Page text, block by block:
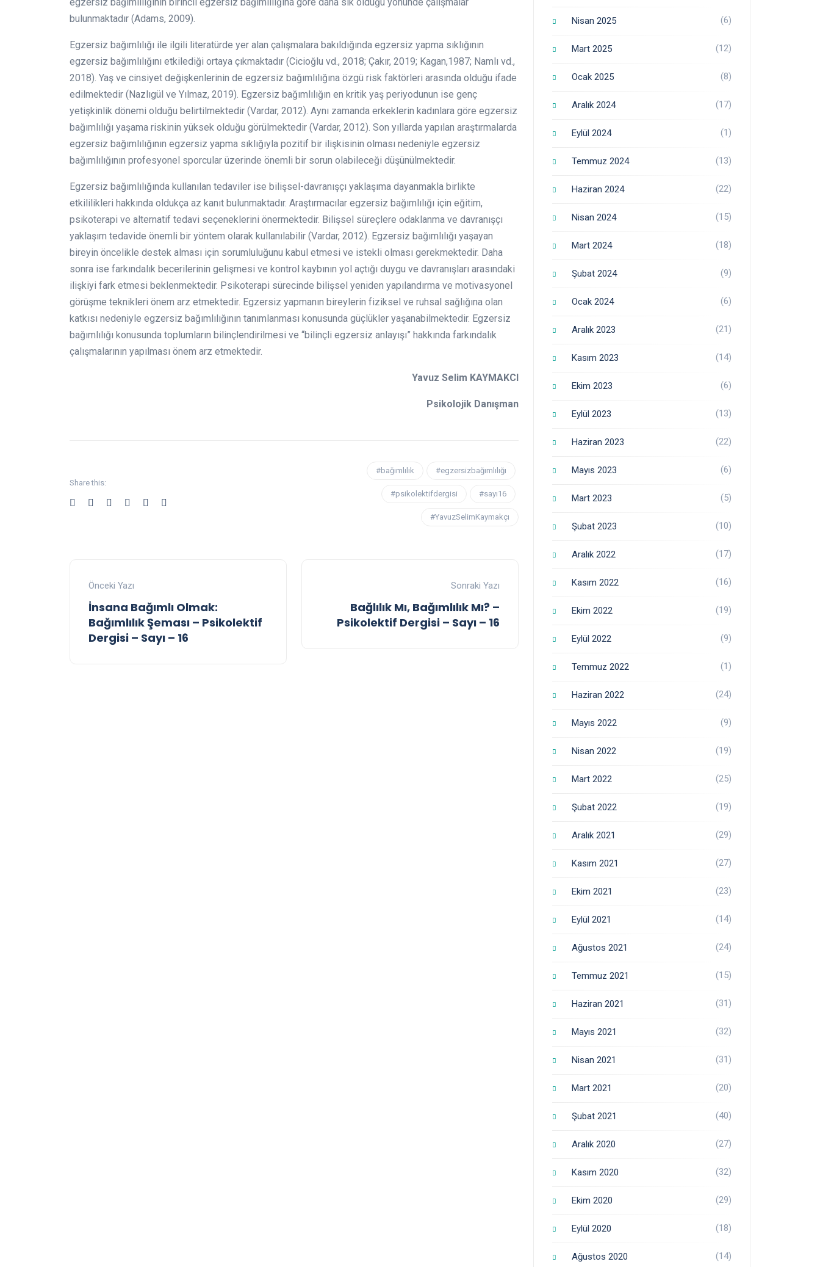
bulunmaktadır (Adams, 2009).
Egzersiz bağımlılığı ile ilgili literatürde yer alan çalışmalara bakıldığında egzersiz yapma sıklığının
egzersiz bağımlılığını etkilediği ortaya çıkmaktadır (Cicioğlu vd., 2018; Çakır, 2019; Kagan,1987; Namlı vd.,
2018). Yaş ve cinsiyet değişkenlerinin de egzersiz bağımlılığına özgü risk faktörleri arasında olduğu ifade
edilmektedir (Nazlıgül ve Yılmaz, 2019). Egzersiz bağımlılığın en kritik yaş periyodunun ise genç
yetişkinlik dönemi olduğu belirtilmektedir (Vardar, 2012). Aynı zamanda erkeklerin kadınlara göre egzersiz
bağımlılığı yaşama riskinin yüksek olduğu görülmektedir (Vardar, 2012). Son yıllarda yapılan araştırmalarda
egzersiz bağımlılığının egzersiz yapma sıklığıyla pozitif bir ilişkisinin olması nedeniyle egzersiz
bağımlılığının profesyonel sporcular üzerinde önemli bir sorun olabileceği düşünülmektedir.
Egzersiz bağımlılığında kullanılan tedaviler ise bilişsel-davranışçı yaklaşıma dayanmakla birlikte
etkililikleri hakkında oldukça az kanıt bulunmaktadır. Araştırmacılar egzersiz bağımlılığı için eğitim,
psikoterapi ve alternatif tedavi seçeneklerini önermektedir. Bilişsel süreçlere odaklanma ve davranışçı
yaklaşım tedavide önemli bir yöntem olarak kullanılabilir (Vardar, 2012). Egzersiz bağımlılığı yaşayan
bireyin öncelikle destek alması için sorumluluğunu kabul etmesi ve istekli olması gerekmektedir. Daha
sonra ise farkındalık becerilerinin gelişmesi ve kontrol kaybının yol açtığı duygu ve davranışları arasındaki
ilişkiyi fark etmesi beklenmektedir. Psikoterapi sürecinde bilişsel yeniden yapılandırma ve motivasyonel
görüşme teknikleri önem arz etmektedir. Egzersiz yapmanın bireylerin fiziksel ve ruhsal sağlığına olan
katkısı nedeniyle egzersiz bağımlılığının tanımlanması konusunda güçlükler yaşanabilmektedir. Egzersiz
bağımlılığı konusunda toplumların bilinçlendirilmesi ve “bilinçli egzersiz anlayışı” hakkında farkındalık
çalışmalarının yapılması önem arz etmektedir.
Yavuz Selim KAYMAKCI
Psikolojik Danışman
Share this:
#bağımlılık #egzersizbağımlılığı
#psikolektifdergisi #sayı16
#YavuzSelimKaymakçı
Önceki Yazı
İnsana Bağımlı Olmak:
Bağımlılık Şeması – Psikolektif
Dergisi – Sayı – 16
Sonraki Yazı
Bağlılık Mı, Bağımlılık Mı? –
Psikolektif Dergisi – Sayı – 16
Nisan 2025 (6)
Mart 2025 (12)
Ocak 2025 (8)
Aralık 2024 (17)
Eylül 2024 (1)
Temmuz 2024 (13)
Haziran 2024 (22)
Nisan 2024 (15)
Mart 2024 (18)
Şubat 2024 (9)
Ocak 2024 (6)
Aralık 2023 (21)
Kasım 2023 (14)
Ekim 2023 (6)
Eylül 2023 (13)
Haziran 2023 (22)
Mayıs 2023 (6)
Mart 2023 (5)
Şubat 2023 (10)
Aralık 2022 (17)
Kasım 2022 (16)
Ekim 2022 (19)
Eylül 2022 (9)
Temmuz 2022 (1)
Haziran 2022 (24)
Mayıs 2022 (9)
Nisan 2022 (19)
Mart 2022 (25)
Şubat 2022 (19)
Aralık 2021 (29)
Kasım 2021 (27)
Ekim 2021 (23)
Eylül 2021 (14)
Ağustos 2021 (24)
Temmuz 2021 (15)
Haziran 2021 (31)
Mayıs 2021 (32)
Nisan 2021 (31)
Mart 2021 (20)
Şubat 2021 (40)
Aralık 2020 (27)
Kasım 2020 (32)
Ekim 2020 (29)
Eylül 2020 (18)
Ağustos 2020 (14)